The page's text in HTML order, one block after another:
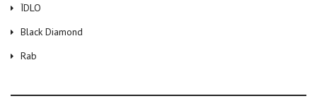
ЇDLO
Black Diamond
Rab